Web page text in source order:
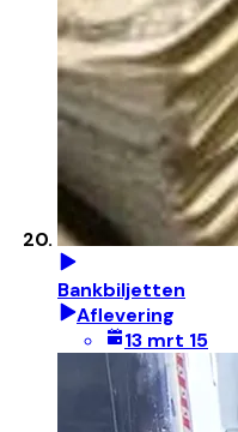
Bankbiljetten
Aflevering
13 mrt 15